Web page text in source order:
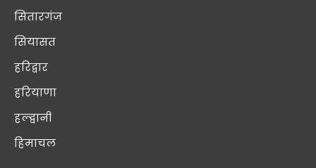
सितारगंज
सियासत
हरिद्वार
हरियाणा
हल्द्वानी
हिमाचल